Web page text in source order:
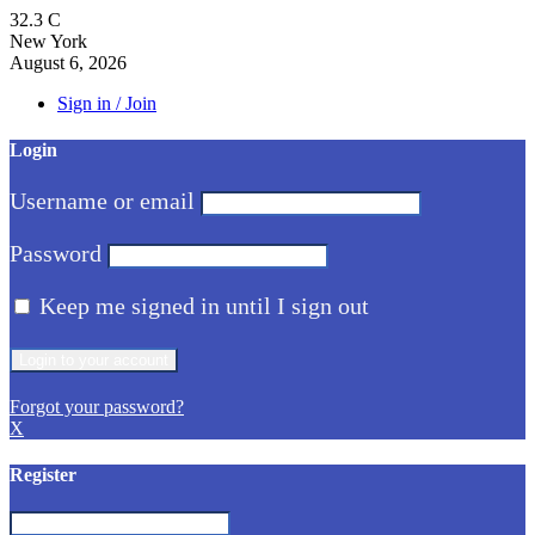
32.3 C
New York
August 6, 2026
Sign in / Join
Login
Username or email
Password
Keep me signed in until I sign out
Forgot your password?
X
Register